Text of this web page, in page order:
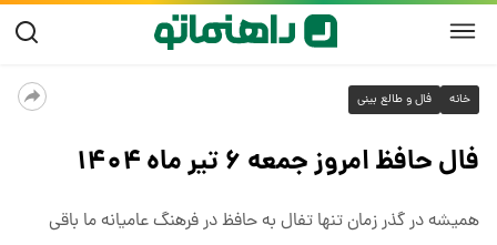
خانه فال و طالع بینی
فال حافظ امروز جمعه ۶ تیر ماه ۱۴۰۴
همیشه در گذر زمان تنها تفال به حافظ در فرهنگ عامیانه ما باقی